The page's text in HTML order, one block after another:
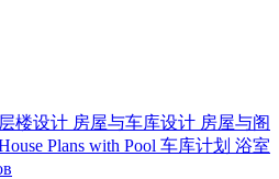
楼设计 房屋与车库设计 房屋与阁
Plans with Pool 车库计划 浴室